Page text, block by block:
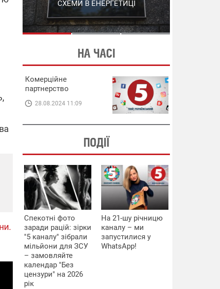
СХЕМИ В ЕНЕРГЕТИЦІ
ЕНЕРГЕТИЦІ
НА ЧАСІ
Комерційне
партнерство
28.08.2024 11:09
ПОДІЇ
Спекотні фото
заради рацій: зірки
"5 каналу" зібрали
мільйони для ЗСУ
– замовляйте
календар "Без
цензури" на 2026
рік
На 21-шу річницю
каналу – ми
запустилися у
WhatsApp!